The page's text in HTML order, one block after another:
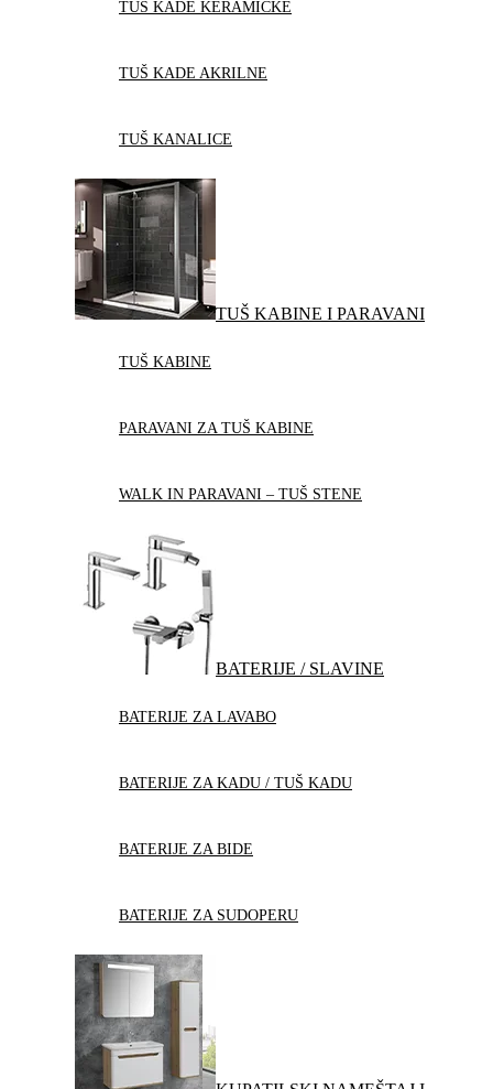
TUŠ KADE KERAMIČKE
TUŠ KADE AKRILNE
TUŠ KANALICE
TUŠ KABINE I PARAVANI
TUŠ KABINE
PARAVANI ZA TUŠ KABINE
WALK IN PARAVANI – TUŠ STENE
BATERIJE / SLAVINE
BATERIJE ZA LAVABO
BATERIJE ZA KADU / TUŠ KADU
BATERIJE ZA BIDE
BATERIJE ZA SUDOPERU